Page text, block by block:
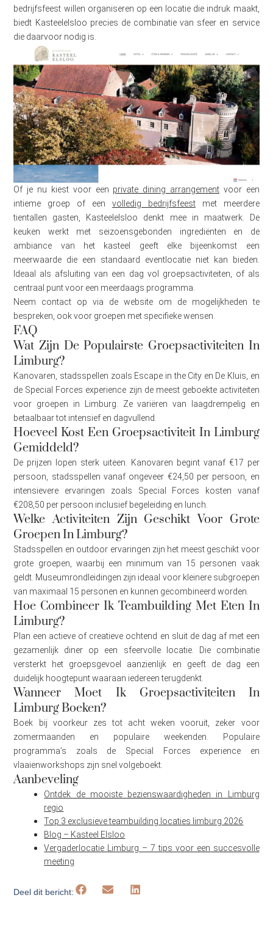
bedrijfsfeest willen organiseren op een locatie die indruk maakt,
biedt Kasteelelsloo precies de combinatie van sfeer en service
die daarvoor nodig is.
Of je nu kiest voor een private dining arrangementvoor een
intieme groep of een volledig bedrijfsfeestmet meerdere
tientallen gasten, Kasteelelsloo denkt mee in maatwerk. De
keuken werkt met seizoensgebonden ingrediënten en de
ambiance van het kasteel geeft elke bijeenkomst een
meerwaarde die een standaard eventlocatie niet kan bieden.
Ideaal als afsluiting van een dag vol groepsactiviteiten, of als
centraal punt voor een meerdaags programma.
Neem contact op via de website om de mogelijkheden te
bespreken, ook voor groepen met specifieke wensen.
FAQ
Wat Zijn De Populairste Groepsactiviteiten In
Limburg?
Kanovaren, stadsspellen zoals Escape in the City en De Kluis, en
de Special Forces experience zijn de meest geboekte activiteiten
voor groepen in Limburg. Ze variëren van laagdrempelig en
betaalbaar tot intensief en dagvullend.
Hoeveel Kost Een Groepsactiviteit In Limburg
Gemiddeld?
De prijzen lopen sterk uiteen. Kanovaren begint vanaf €17 per
persoon, stadsspellen vanaf ongeveer €24,50 per persoon, en
intensievere ervaringen zoals Special Forces kosten vanaf
€208,50 per persoon inclusief begeleiding en lunch.
Welke Activiteiten Zijn Geschikt Voor Grote
Groepen In Limburg?
Stadsspellen en outdoor ervaringen zijn het meest geschikt voor
grote groepen, waarbij een minimum van 15 personen vaak
geldt. Museumrondleidingen zijn ideaal voor kleinere subgroepen
van maximaal 15 personen en kunnen gecombineerd worden.
Hoe Combineer Ik Teambuilding Met Eten In
Limburg?
Plan een actieve of creatieve ochtend en sluit de dag af met een
gezamenlijk diner op een sfeervolle locatie. Die combinatie
versterkt het groepsgevoel aanzienlijk en geeft de dag een
duidelijk hoogtepunt waaraan iedereen terugdenkt.
Wanneer Moet Ik Groepsactiviteiten In
Limburg Boeken?
Boek bij voorkeur zes tot acht weken vooruit, zeker voor
zomermaanden en populaire weekenden. Populaire
programma’s zoals de Special Forces experience en
vlaaienworkshops zijn snel volgeboekt.
Aanbeveling
Ontdek de mooiste bezienswaardigheden in Limburg
regio
Top 3 exclusieve teambuilding locaties limburg 2026
Blog – Kasteel Elsloo
Vergaderlocatie Limburg – 7 tips voor een succesvolle
meeting
Deel dit bericht: